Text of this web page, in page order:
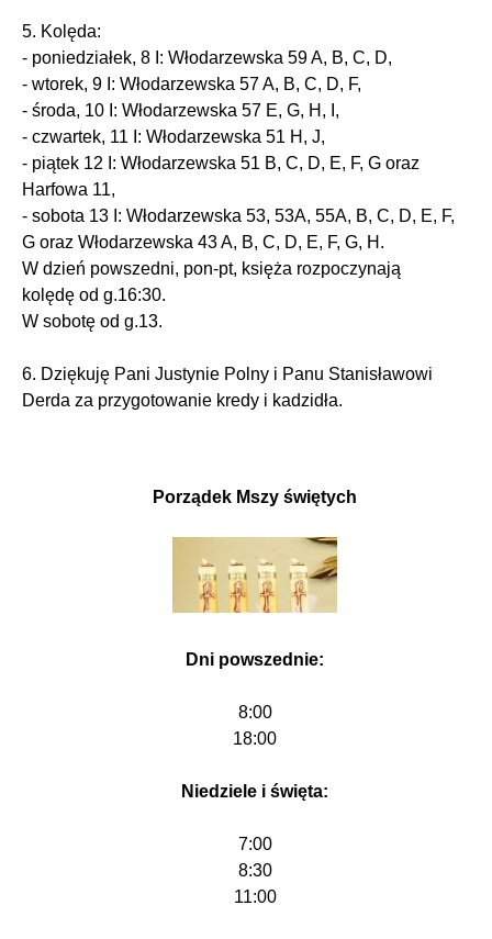
5. Kolęda:
- poniedziałek, 8 I: Włodarzewska 59 A, B, C, D,
- wtorek, 9 I: Włodarzewska 57 A, B, C, D, F,
- środa, 10 I: Włodarzewska 57 E, G, H, I,
- czwartek, 11 I: Włodarzewska 51 H, J,
- piątek 12 I: Włodarzewska 51 B, C, D, E, F, G oraz
Harfowa 11,
- sobota 13 I: Włodarzewska 53, 53A, 55A, B, C, D, E, F,
G oraz Włodarzewska 43 A, B, C, D, E, F, G, H.
W dzień powszedni, pon-pt, księża rozpoczynają
kolędę od g.16:30.
W sobotę od g.13.
6. Dziękuję Pani Justynie Polny i Panu Stanisławowi
Derda za przygotowanie kredy i kadzidła.
Porządek Mszy świętych
Dni powszednie:
8:00
18:00
Niedziele i święta:
7:00
8:30
11:00